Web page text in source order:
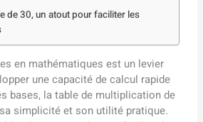
de 30, un atout pour faciliter les
en mathématiques est un levier
une capacité de calcul rapide
bases, la table de multiplication de
simplicité et son utilité pratique.